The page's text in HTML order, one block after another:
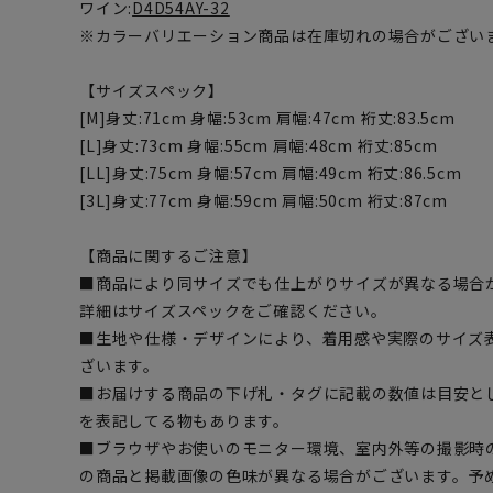
ワイン:D4D54AY-32
※カラーバリエーション商品は在庫切れの場合がござい
【サイズスペック】
[M]身丈:71cm 身幅:53cm 肩幅:47cm 裄丈:83.5cm
[L]身丈:73cm 身幅:55cm 肩幅:48cm 裄丈:85cm
[LL]身丈:75cm 身幅:57cm 肩幅:49cm 裄丈:86.5cm
[3L]身丈:77cm 身幅:59cm 肩幅:50cm 裄丈:87cm
【商品に関するご注意】
■商品により同サイズでも仕上がりサイズが異なる場合
詳細はサイズスペックをご確認ください。
■生地や仕様・デザインにより、着用感や実際のサイズ
ざいます。
■お届けする商品の下げ札・タグに記載の数値は目安
を表記してる物もあります。
■ブラウザやお使いのモニター環境、室内外等の撮影時
の商品と掲載画像の色味が異なる場合がございます。予